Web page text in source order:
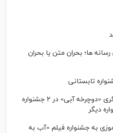
ها؛ بحران متن یا بحران
تابستانی
نامزدی بهترین فیلم و بازیگری «دوچرخه آبی» در ۲ جشنواره
به جشنواره فیلم «آب به